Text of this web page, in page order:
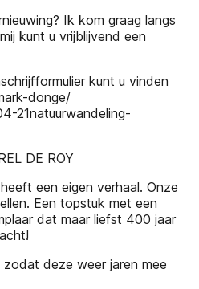
Ik kom graag langs
kunt u vrijblijvend een
kunt u vinden
donge/
21natuurwandeling-
DE ROY
een eigen verhaal. Onze
Een topstuk met een
dat maar liefst 400 jaar
deze weer jaren mee